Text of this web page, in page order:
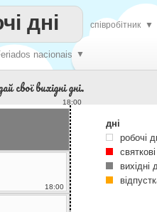
nacionais ▼
дні співробітник ▼
свої вихідні дні.
18:00
18:00
дні
робочі
вихідні